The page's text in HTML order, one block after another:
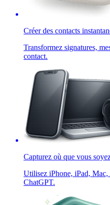
Créer des contacts
Transformez signatures,
contact.
Capturez où que vous
Utilisez iPhone, iPad,
ChatGPT.